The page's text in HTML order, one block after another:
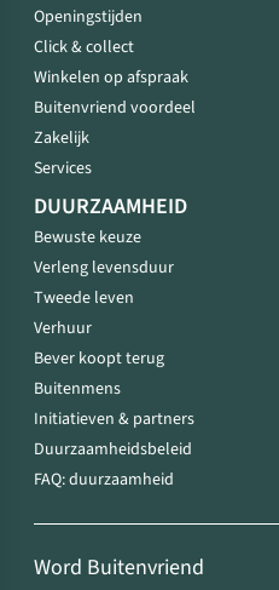
Openingstijden
Click & collect
Winkelen op afspraak
Buitenvriend voordeel
Zakelijk
Services
DUURZAAMHEID
Bewuste keuze
Verleng levensduur
Tweede leven
Verhuur
Bever koopt terug
Buitenmens
Initiatieven & partners
Duurzaamheidsbeleid
FAQ: duurzaamheid
Word Buitenvriend